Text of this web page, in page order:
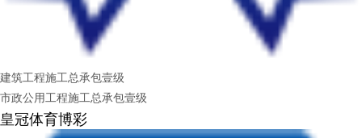
建筑工程施工总承包壹级
市政公用工程施工总承包壹级
皇冠体育博彩